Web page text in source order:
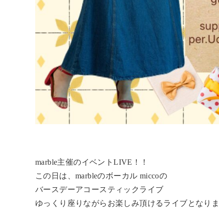
marble主催のイベントLIVE！！
この日は、marbleのボーカル miccoの
バースデーアコースティックライブ
ゆっくり座りながらお楽しみ頂けるライブとなり